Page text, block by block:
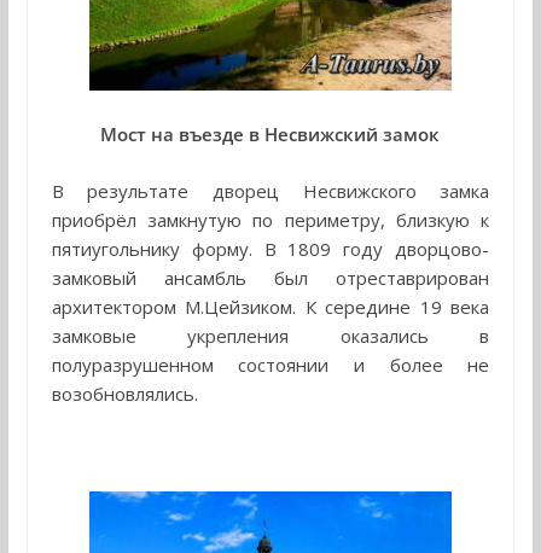
Мост на въезде в Несвижский замок
В результате дворец Несвижского замка
приобрёл замкнутую по периметру, близкую к
пятиугольнику форму. В 1809 году дворцово-
замковый ансамбль был отреставрирован
архитектором М.Цейзиком. К середине 19 века
замковые укрепления оказались в
полуразрушенном состоянии и более не
возобновлялись.